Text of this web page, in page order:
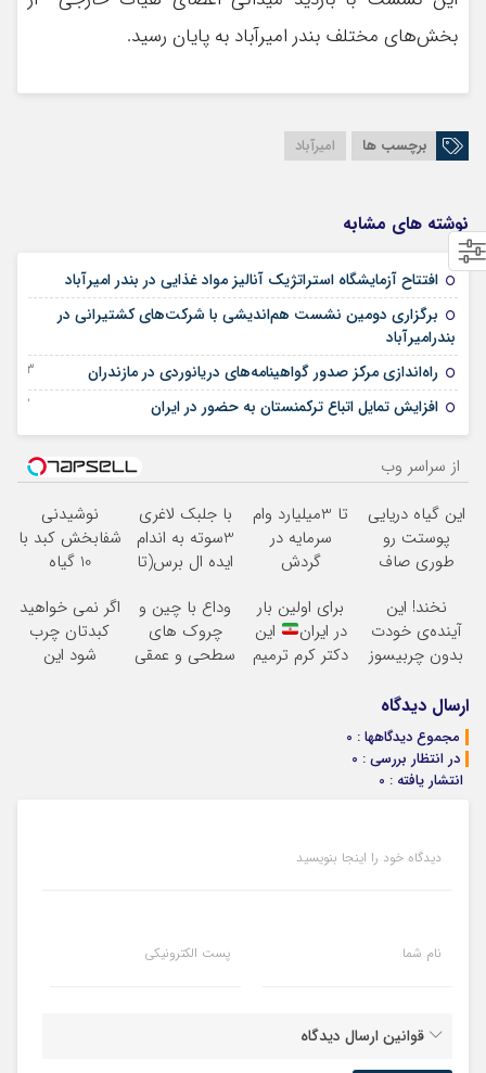
بخش‌های مختلف بندر امیرآباد به پایان رسید.
برچسب ها امیرآباد
نوشته های مشابه
افتتاح آزمایشگاه استراتژیک آنالیز مواد غذایی در بندر امیرآباد
برگزاری دومین نشست هم‌اندیشی با شرکت‌های کشتیرانی در
بندرامیرآباد
راه‌اندازی مرکز صدور گواهینامه‌های دریانوردی در مازندران 03 جولای 2025
افزایش تمایل اتباع ترکمنستان به حضور در ایران 02 ژانویه 2024
از سراسر وب
این گیاه دریایی
پوستت رو
طوری صاف
20سال جوون
شدی
تا 3میلیارد وام
سرمایه در
گردش
فروشگاهت رو
ثبت کن
با جلبک لاغری
3سوته به اندام
ایده ال برس(تا
ویژه)
نوشیدنی
شفابخش کبد با
10 گیاه
امشب)
نخند! این
آینده‌ی خودت
بدون چربیسوز
نشده سفارش
بده)
برای اولین بار
در ایران
این
دکتر کرم ترمیم
وداع با چین و
چروک های
سطحی و عمقی
اگر نمی خواهید
کبدتان چرب
شود این
ارسال دیدگاه
مجموع دیدگاهها : 0
در انتظار بررسی : 0
انتشار یافته : 0
دیدگاه خود را اینجا بنویسید
نام شما پست الکترونیکی
قوانین ارسال دیدگاه